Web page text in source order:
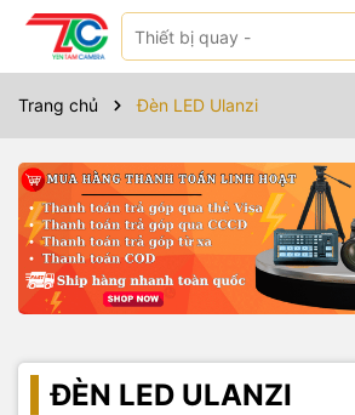
Trang chủ Đèn LED Ulanzi
ĐÈN LED ULANZI